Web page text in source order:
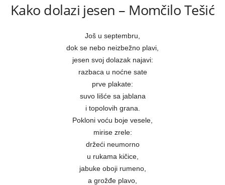
Kako dolazi jesen – Momčilo Tešić
Još u septembru,
dok se nebo neizbežno plavi,
jesen svoj dolazak najavi:
razbaca u noćne sate
prve plakate:
suvo lišće sa jablana
i topolovih grana.
Pokloni voću boje vesele,
mirise zrele:
držeći neumorno
u rukama kičice,
jabuke oboji rumeno,
a grožđe plavo,